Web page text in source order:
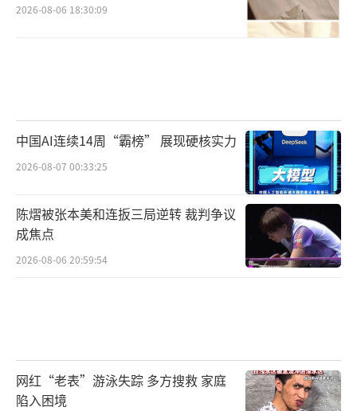
2026-08-06 18:30:09
中国AI连续14周“霸榜” 展现硬核实力
2026-08-07 00:33:25
陈熠被张本美和连扳三局逆转 裁判争议
成焦点
2026-08-06 20:59:54
网红“老表”游泳失踪 多方搜救 家庭
陷入困境